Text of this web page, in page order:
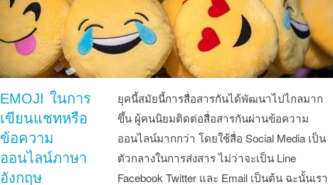
EMOJI ในการ
เขียนแชทหรือ
ข้อความ
ออนไลน์ภาษา
อังกฤษ
ยุคนี้สมัยนี้การสื่อสารกันได้พัฒนาไปไกลมาก
ขึ้น ผู้คนนิยมติดต่อสื่อสารกันผ่านข้อความ
ออนไลน์มากกว่า โดยใช้สื่อ Social Media เป็น
ตัวกลางในการส่งสาร ไม่ว่าจะเป็น Line
Facebook Twitter และ Email เป็นต้น ฉะนั้นเรา